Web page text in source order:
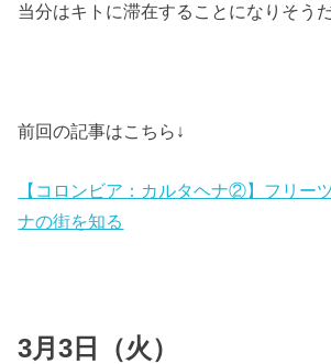
当分はキトに滞在することになりそうだ
前回の記事はこちら↓
【コロンビア：カルタヘナ②】フリー
ナの街を知る
3月3日（火）